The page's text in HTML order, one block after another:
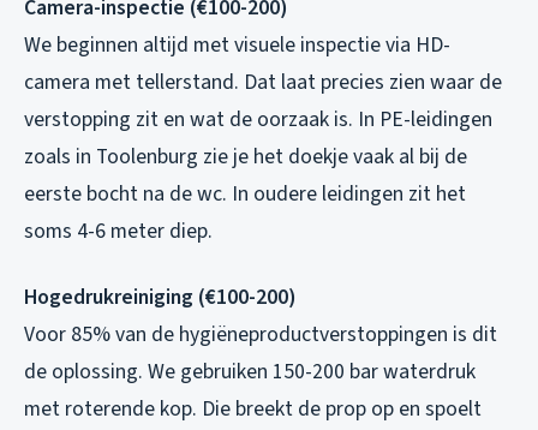
Camera-inspectie (€100-200)
We beginnen altijd met visuele inspectie via HD-
camera met tellerstand. Dat laat precies zien waar de
verstopping zit en wat de oorzaak is. In PE-leidingen
zoals in Toolenburg zie je het doekje vaak al bij de
eerste bocht na de wc. In oudere leidingen zit het
soms 4-6 meter diep.
Hogedrukreiniging (€100-200)
Voor 85% van de hygiëneproductverstoppingen is dit
de oplossing. We gebruiken 150-200 bar waterdruk
met roterende kop. Die breekt de prop op en spoelt